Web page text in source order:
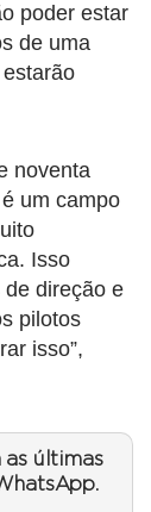
poder estar
de uma
noventa
um campo
Isso
direção e
pilotos
isso”,
as últimas